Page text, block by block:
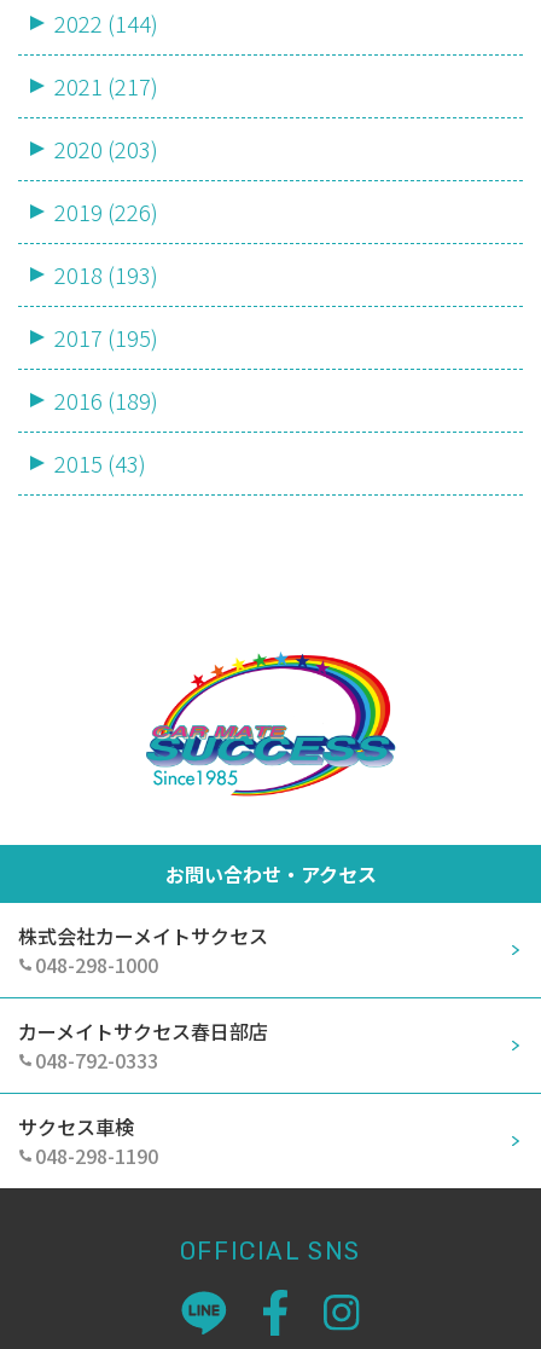
2022 (144)
2021 (217)
2020 (203)
2019 (226)
2018 (193)
2017 (195)
2016 (189)
2015 (43)
お問い合わせ・アクセス
株式会社カーメイトサクセス
048-298-1000
カーメイトサクセス春日部店
048-792-0333
サクセス車検
048-298-1190
OFFICIAL SNS